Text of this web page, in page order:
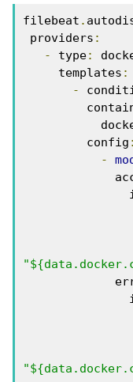
filebeat .
providers :
-
type:
     templates
:
-
         config
:
-